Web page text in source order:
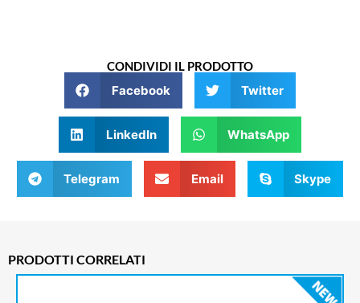
CONDIVIDI IL PRODOTTO
Facebook Twitter
LinkedIn WhatsApp
Telegram Email Skype
PRODOTTI CORRELATI